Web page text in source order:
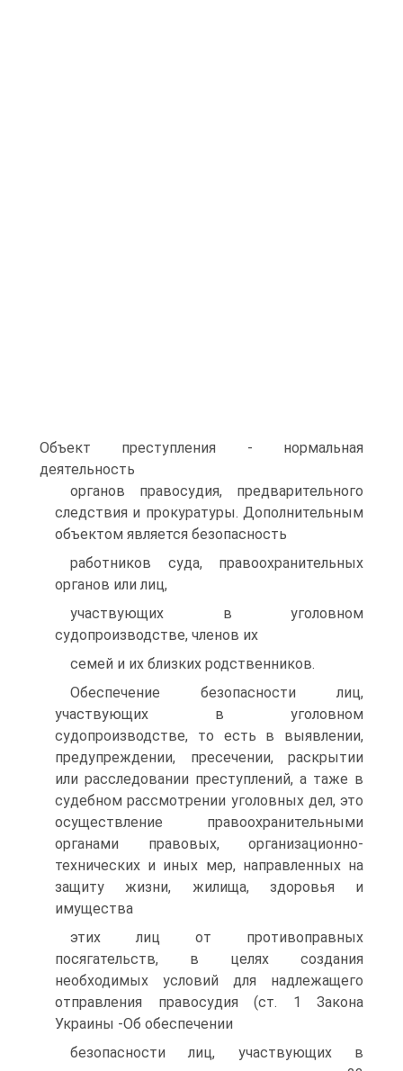
Объект преступления - нормальная
деятельность
органов правосудия, предварительного
следствия и прокуратуры. Дополнительным
объектом является безопасность
работников суда, правоохранительных
органов или лиц,
участвующих в уголовном
судопроизводстве, членов их
семей и их близких родственников.
Обеспечение безопасности лиц,
участвующих в уголовном
судопроизводстве, то есть в выявлении,
предупреждении, пресечении, раскрытии
или расследовании преступлений, а таже в
судебном рассмотрении уголовных дел, это
осуществление правоохранительными
органами правовых, организационно-
технических и иных мер, направленных на
защиту жизни, жилища, здоровья и
имущества
этих лиц от противоправных
посягательств, в целях создания
необходимых условий для надлежащего
отправления правосудия (ст. 1 Закона
Украины -Об обеспечении
безопасности лиц, участвующих в